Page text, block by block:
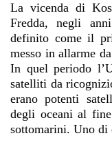
La vicenda di
Fredda, negli
definito come il
messo in allarme
In quel periodo
satelliti da
erano potenti
degli oceani al
sottomarini. Uno di